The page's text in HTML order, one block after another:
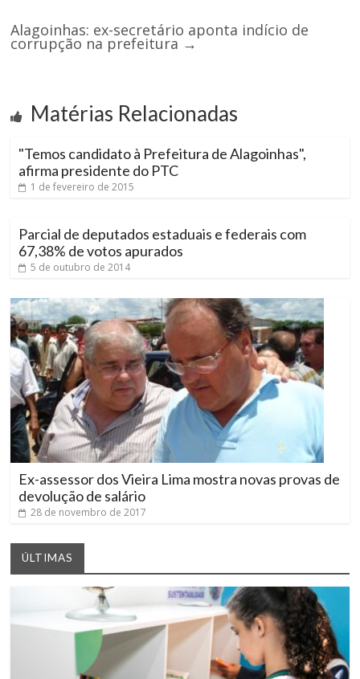
Alagoinhas: ex-secretário aponta indício de
corrupção na prefeitura →
Matérias Relacionadas
"Temos candidato à Prefeitura de Alagoinhas",
afirma presidente do PTC
1 de fevereiro de 2015
Parcial de deputados estaduais e federais com
67,38% de votos apurados
5 de outubro de 2014
Ex-assessor dos Vieira Lima mostra novas provas de
devolução de salário
28 de novembro de 2017
ÚLTIMAS